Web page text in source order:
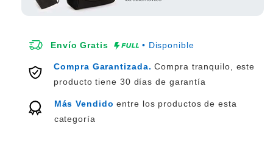
Envío Gratis • Disponible
Compra Garantizada. Compra tranquilo, este
producto tiene 30 días de garantía
Más Vendido entre los productos de esta
categoría